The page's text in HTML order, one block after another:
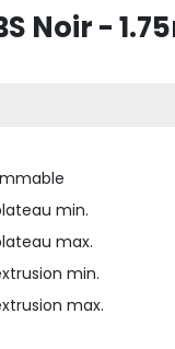
Noir -
min.
max.
min.
max.